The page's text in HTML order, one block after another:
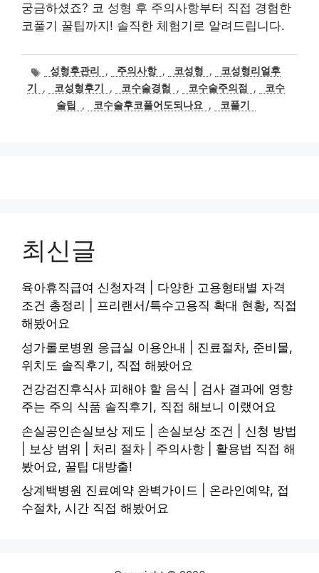
궁금하셨죠? 코 성형 후 주의사항부터 직접 경험한
코풀기 꿀팁까지! 솔직한 체험기로 알려드립니다.
태성형후관리 , 주의사항 , 코성형 ,
코성형리얼후
기
, 코성형후기 , 코수술경험 , 코수술주의점 ,
코수
술팁
, 코수술후코풀어도되나요 , 코풀기
최신글
육아휴직급여 신청자격 | 다양한 고용형태별 자격
조건 총정리 | 프리랜서/특수고용직 확대 현황, 직접
해봤어요
성가롤로병원 응급실 이용안내 | 진료절차, 준비물,
위치도 솔직후기, 직접 해봤어요
건강검진후식사 피해야 할 음식 | 검사 결과에 영향
주는 주의 식품 솔직후기, 직접 해보니 이랬어요
손실공인손실보상 제도 | 손실보상 조건 | 신청 방법
| 보상 범위 | 처리 절차 | 주의사항 | 활용법 직접 해
봤어요, 꿀팁 대방출!
상계백병원 진료예약 완벽가이드 | 온라인예약, 접
수절차, 시간 직접 해봤어요